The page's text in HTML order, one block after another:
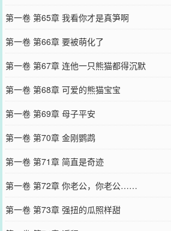
第一卷 第65章 我看你才是真笋啊
第一卷 第66章 要被萌化了
第一卷 第67章 连他一只熊猫都得沉默
第一卷 第68章 可爱的熊猫宝宝
第一卷 第69章 母子平安
第一卷 第70章 金刚鹦鹉
第一卷 第71章 简直是奇迹
第一卷 第72章 你老公，你老公……
第一卷 第73章 强扭的瓜照样甜